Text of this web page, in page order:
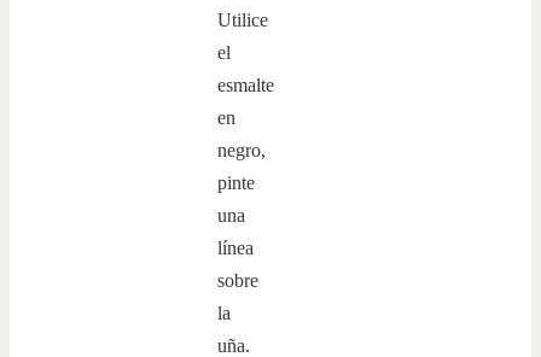
Utilice
el
esmalte
en
negro,
pinte
una
línea
sobre
la
uña.